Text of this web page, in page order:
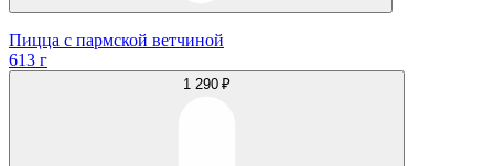
Пицца с пармской ветчиной
613 г
1 290 ₽